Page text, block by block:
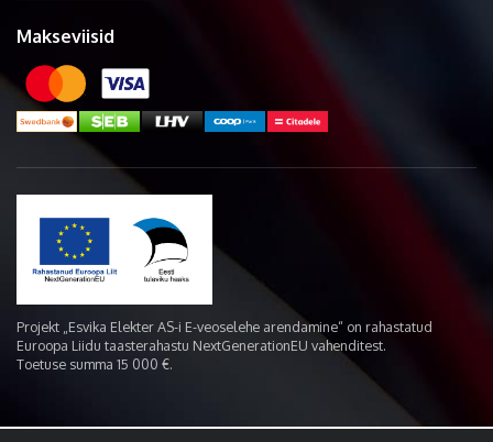
Makseviisid
Projekt „Esvika Elekter AS-i E-veoselehe arendamine“ on rahastatud
Euroopa Liidu taasterahastu NextGenerationEU vahenditest.
Toetuse summa 15 000 €.